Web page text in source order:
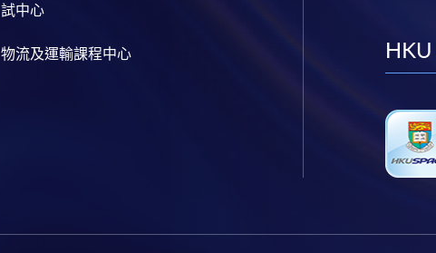
試中心
物流及運輸課程中心 HKU